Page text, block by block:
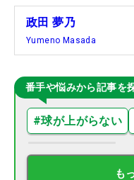
政田 夢乃
Yumeno Masada
番手や悩みから記事を
#球が上がらない
も